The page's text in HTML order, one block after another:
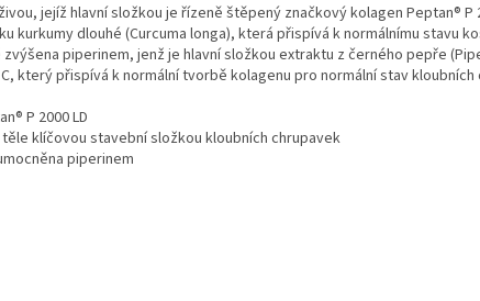
jejíž hlavní složkou je řízeně štěpený značkový kolagen Peptan® P
kurkumy dlouhé (Curcuma longa), která přispívá k normálnímu stavu
piperinem, jenž je hlavní složkou extraktu z černého pepře
který přispívá k normální tvorbě kolagenu pro normální stav kloubních
P 2000 LD
klíčovou stavební složkou kloubních chrupavek
piperinem